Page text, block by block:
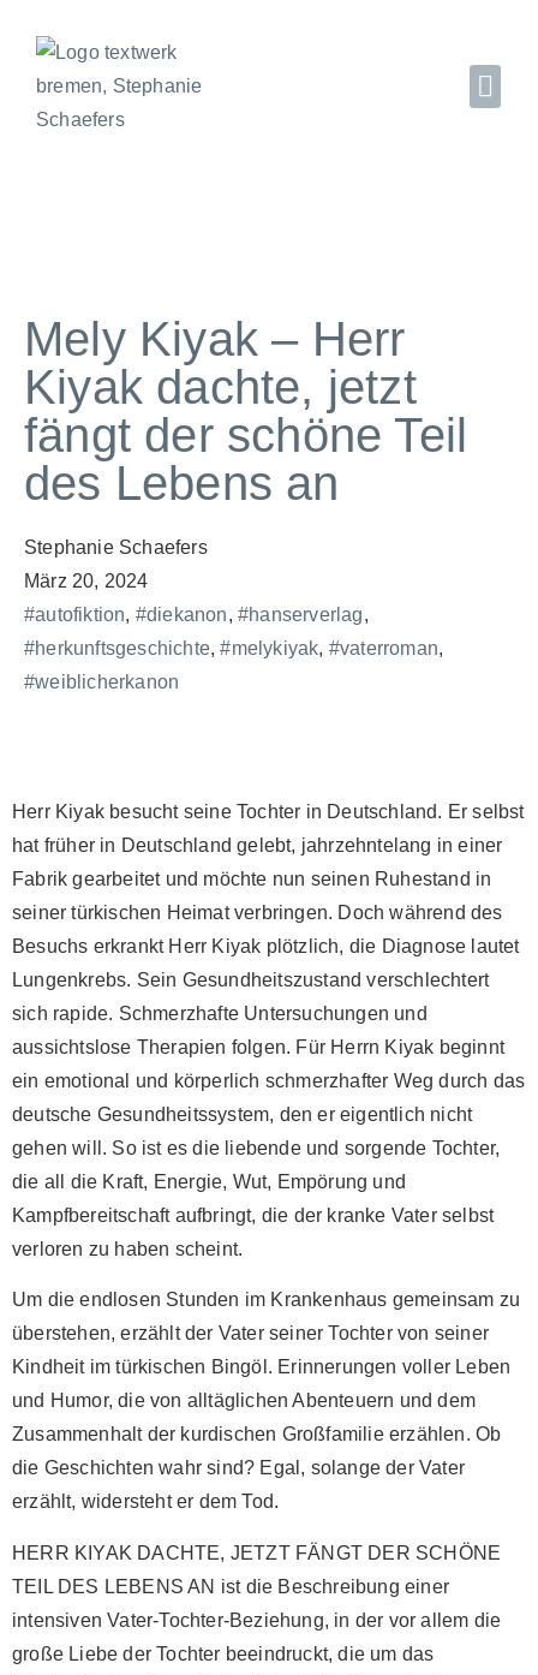
Mely Kiyak – Herr
Kiyak dachte, jetzt
fängt der schöne Teil
des Lebens an
Stephanie Schaefers
März 20, 2024
#autofiktion, #diekanon,#hanserverlag,
#herkunftsgeschichte,#melykiyak, #vaterroman,
#weiblicherkanon
Herr Kiyak besucht seine Tochter in Deutschland. Er selbst
hat früher in Deutschland gelebt, jahrzehntelang in einer
Fabrik gearbeitet und möchte nun seinen Ruhestand in
seiner türkischen Heimat verbringen. Doch während des
Besuchs erkrankt Herr Kiyak plötzlich, die Diagnose lautet
Lungenkrebs. Sein Gesundheitszustand verschlechtert
sich rapide. Schmerzhafte Untersuchungen und
aussichtslose Therapien folgen. Für Herrn Kiyak beginnt
ein emotional und körperlich schmerzhafter Weg durch das
deutsche Gesundheitssystem, den er eigentlich nicht
gehen will. So ist es die liebende und sorgende Tochter,
die all die Kraft, Energie, Wut, Empörung und
Kampfbereitschaft aufbringt, die der kranke Vater selbst
verloren zu haben scheint.
Um die endlosen Stunden im Krankenhaus gemeinsam zu
überstehen, erzählt der Vater seiner Tochter von seiner
Kindheit im türkischen Bingöl. Erinnerungen voller Leben
und Humor, die von alltäglichen Abenteuern und dem
Zusammenhalt der kurdischen Großfamilie erzählen. Ob
die Geschichten wahr sind? Egal, solange der Vater
erzählt, widersteht er dem Tod.
HERR KIYAK DACHTE, JETZT FÄNGT DER SCHÖNE
TEIL DES LEBENS AN ist die Beschreibung einer
intensiven Vater-Tochter-Beziehung, in der vor allem die
große Liebe der Tochter beeindruckt, die um das